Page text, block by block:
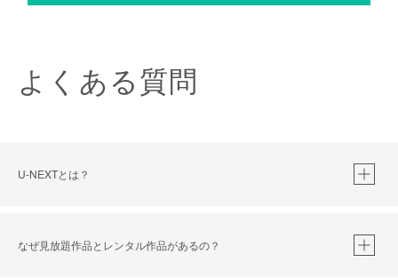
よくある質問
U-NEXTとは？
なぜ見放題作品とレンタル作品があるの？